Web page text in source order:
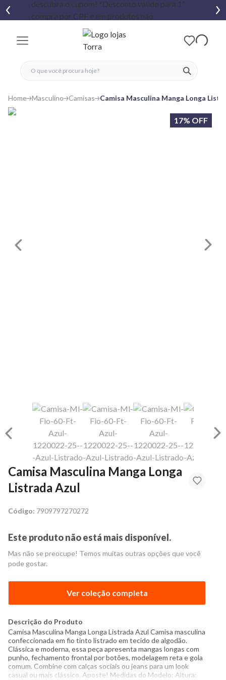
ver
fechar menu
fechar menu
favoritos
Home Masculino Camisas Camisa Masculina Manga Longa
17% OFF
Camisa Masculina Manga Longa
Listrada Azul
Código: 7909797270272
Este produto não está mais disponível.
Mas não se preocupe! Temos muitas outras opções que você
pode gostar.
Ver coleção completa
Descrição do Produto
Camisa Masculina Manga Longa Listrada Azul Camisa masculina
confeccionada em fio tinto listrado em tecido de algodão.
Clássica e moderna, essa peça apresenta mangas longas com
punho, fechamento frontal por botões, modelagem reta e gola
comum. Combine com calças sociais ou jeans para um look
casual ou mais clássico. Aposte! Medidas do Modelo: Altura: